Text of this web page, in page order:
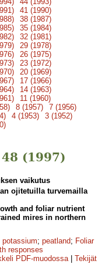
41 (1990)
38 (1987)
35 (1984)
32 (1981)
29 (1978)
26 (1975)
23 (1972)
20 (1969)
17 (1966)
14 (1963)
11 (1960)
8 (1957)
7 (1956)
4 (1953)
3 (1952)
(1997)
vaikutus
ojitetuilla turvemailla
and foliar nutrient
mires in northern
potassium; peatland; Foliar
responses
PDF-muodossa| Tekijät